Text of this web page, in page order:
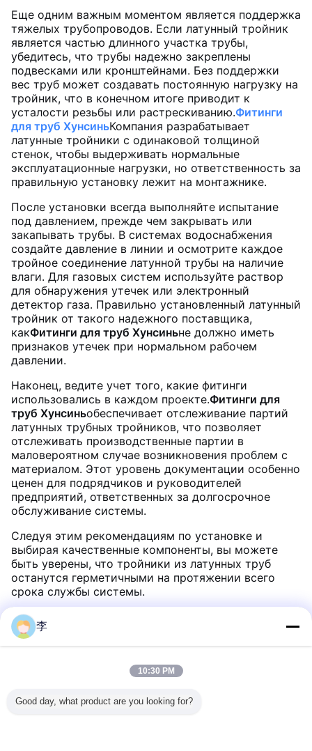
Еще одним важным моментом является поддержка
тяжелых трубопроводов. Если латунный тройник
является частью длинного участка трубы,
убедитесь, что трубы надежно закреплены
подвесками или кронштейнами. Без поддержки
вес труб может создавать постоянную нагрузку на
тройник, что в конечном итоге приводит к
усталости резьбы или растрескиванию.Фитинги
для труб ХунсиньКомпания разрабатывает
латунные тройники с одинаковой толщиной
стенок, чтобы выдерживать нормальные
эксплуатационные нагрузки, но ответственность за
правильную установку лежит на монтажнике.
После установки всегда выполняйте испытание
под давлением, прежде чем закрывать или
закапывать трубы. В системах водоснабжения
создайте давление в линии и осмотрите каждое
тройное соединение латунной трубы на наличие
влаги. Для газовых систем используйте раствор
для обнаружения утечек или электронный
детектор газа. Правильно установленный латунный
тройник от такого надежного поставщика,
какФитинги для труб Хунсиньне должно иметь
признаков утечек при нормальном рабочем
давлении.
Наконец, ведите учет того, какие фитинги
использовались в каждом проекте.Фитинги для
труб Хунсиньобеспечивает отслеживание партий
латунных трубных тройников, что позволяет
отслеживать производственные партии в
маловероятном случае возникновения проблем с
материалом. Этот уровень документации особенно
ценен для подрядчиков и руководителей
предприятий, ответственных за долгосрочное
обслуживание системы.
Следуя этим рекомендациям по установке и
выбирая качественные компоненты, вы можете
быть уверены, что тройники из латунных труб
останутся герметичными на протяжении всего
срока службы системы.
Рекомендуемые продукты
李
10:30 PM
Good day, what product are you looking for?